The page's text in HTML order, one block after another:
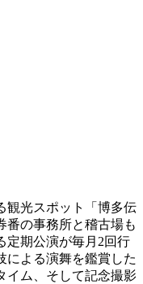
観光スポット「博多伝
番の事務所と稽古場も
定期公演が毎月2回行
による演舞を鑑賞した
イム、そして記念撮影